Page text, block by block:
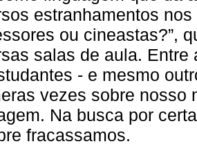
estranhamentos
ou cineastas?”,
salas de aula.
- e mesmo
vezes sobre nosso
Na busca por
fracassamos.